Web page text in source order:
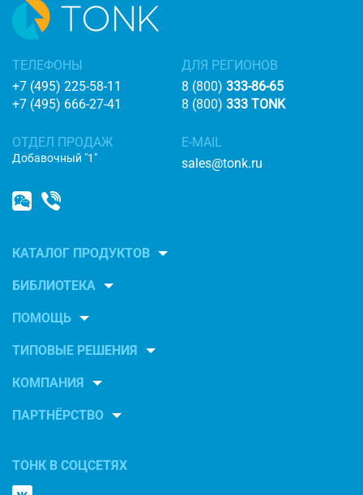
ТЕЛЕФОНЫ
+7 (495) 225-58-11
+7 (495) 666-27-41
ДЛЯ РЕГИОНОВ
8 (800) 333-86-65
8 (800) 333 TONK
ОТДЕЛ ПРОДАЖ
Добавочный "1"
E-MAIL
sales@tonk.ru
КАТАЛОГ ПРОДУКТОВ
БИБЛИОТЕКА
ПОМОЩЬ
ТИПОВЫЕ РЕШЕНИЯ
КОМПАНИЯ
ПАРТНЁРСТВО
ТОНК В СОЦСЕТЯХ